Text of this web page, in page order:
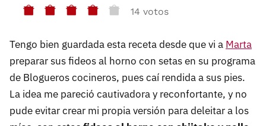
14 votos
Tengo bien guardada esta receta desde que vi a Marta
preparar sus fideos al horno con setas en su programa
de Blogueros cocineros, pues caí rendida a sus pies.
La idea me pareció cautivadora y reconfortante, y no
pude evitar crear mi propia versión para deleitar a los